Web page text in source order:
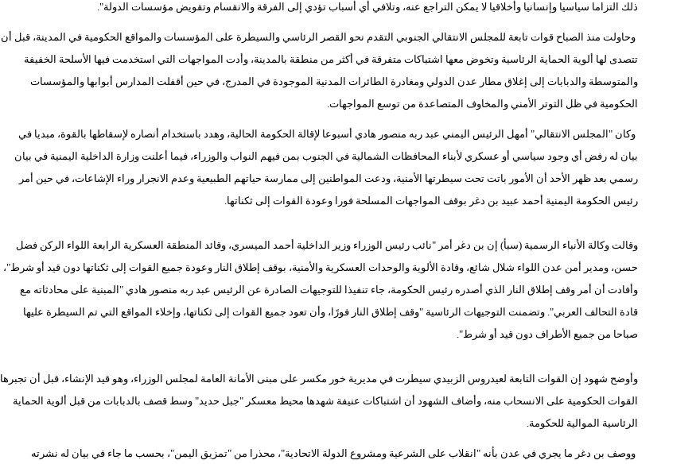
ذلك التزاما سياسيا وإنسانيا وأخلاقيا لا يمكن التراجع عنه، وتلافي أي أسباب تؤدي إلى الفرقة والانقسام وتقويض مؤسسات الدولة".
وحاولت منذ الصباح قوات تابعة للمجلس الانتقالي الجنوبي التقدم نحو القصر الرئاسي والسيطرة على المؤسسات والمواقع الحكومية في المدينة، قبل أن
تتصدى لها ألوية الحماية الرئاسية وتخوض معها اشتباكات متفرقة في أكثر من منطقة بالمدينة، وأدت المواجهات التي استخدمت فيها الأسلحة الخفيفة
والمتوسطة والدبابات إلى إغلاق مطار عدن الدولي ومغادرة الطائرات المدنية الموجودة في المدرج، في حين أقفلت المدارس أبوابها والمؤسسات
الحكومية في ظل التوتر الأمني والمخاوف المتصاعدة من توسع المواجهات.
وكان "المجلس الانتقالي" أمهل الرئيس اليمني عبد ربه منصور هادي أسبوعا لإقالة الحكومة الحالية، وهدد باستخدام أنصاره لإسقاطها بالقوة، مبديا في
بيان له رفض أي وجود سياسي أو عسكري لأبناء المحافظات الشمالية في الجنوب بمن فيهم النواب والوزراء، فيما أعلنت وزارة الداخلية اليمنية في بيان
رسمي بعد ظهر الأحد أن الأمور باتت تحت سيطرتها الأمنية، ودعت المواطنين إلى ممارسة حياتهم الطبيعية وعدم الانجرار وراء الإشاعات، في حين أمر
رئيس الحكومة اليمنية أحمد عبيد بن دغر بوقف المواجهات المسلحة فورا وعودة القوات إلى ثكناتها.
وقالت وكالة الأنباء الرسمية (سبأ) إن بن دغر أمر "نائب رئيس الوزراء وزير الداخلية أحمد الميسري، وقائد المنطقة العسكرية الرابعة اللواء الركن فضل
حسن، ومدير أمن عدن اللواء شلال شائع، وقادة الألوية والوحدات العسكرية والأمنية، بوقف إطلاق النار وعودة جميع القوات إلى ثكناتها دون قيد أو شرط"،
وأفادت أن أمر وقف إطلاق النار الذي أصدره رئيس الحكومة، جاء تنفيذا للتوجيهات الصادرة عن الرئيس عبد ربه منصور هادي "المبنية على محادثاته مع
قادة التحالف العربي". وتضمنت التوجيهات الرئاسية "وقف إطلاق النار فورًا، وأن تعود جميع القوات إلى ثكناتها، وإخلاء المواقع التي تم السيطرة عليها
صباحا من جميع الأطراف دون قيد أو شرط".
وأوضح شهود إن القوات التابعة لعيدروس الزبيدي سيطرت في مديرية خور مكسر على مبنى الأمانة العامة لمجلس الوزراء، وهو قيد الإنشاء، قبل أن تجبرها
القوات الحكومية على الانسحاب منه، وأضاف الشهود أن اشتباكات عنيفة شهدها محيط معسكر "جبل حديد" وسط قصف بالدبابات من قبل ألوية الحماية
الرئاسية الموالية للحكومة.
ووصف بن دغر ما يجري في عدن بأنه "انقلاب على الشرعية ومشروع الدولة الاتحادية"، محذرا من "تمزيق اليمن"، بحسب ما جاء في بيان له نشرته